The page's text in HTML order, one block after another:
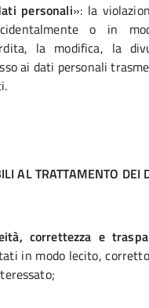
personali»: la
o in
la modifica, la
ai dati personali
AL TRATTAMENTO DEI
correttezza e
in modo lecito,